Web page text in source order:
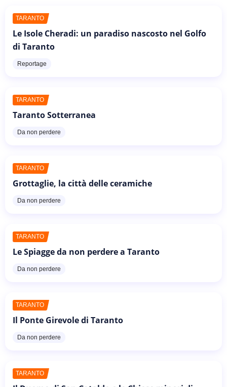
TARANTO
Le Isole Cheradi: un paradiso nascosto nel Golfo
di Taranto
Reportage
TARANTO
Taranto Sotterranea
Da non perdere
TARANTO
Grottaglie, la città delle ceramiche
Da non perdere
TARANTO
Le Spiagge da non perdere a Taranto
Da non perdere
TARANTO
Il Ponte Girevole di Taranto
Da non perdere
TARANTO